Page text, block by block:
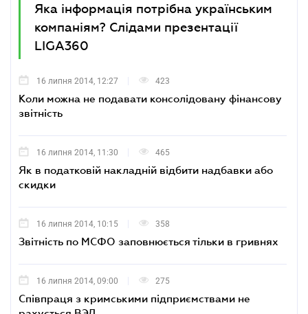
Яка інформація потрібна українським
компаніям? Слідами презентації
LIGA360
16 липня 2014, 12:27 423
Коли можна не подавати консолідовану фінансову
звітність
16 липня 2014, 11:30 465
Як в податковій накладній відбити надбавки або
скидки
16 липня 2014, 10:15 358
Звітність по МСФО заповнюється тільки в гривнях
16 липня 2014, 09:00 275
Співпраця з кримськими підприємствами не